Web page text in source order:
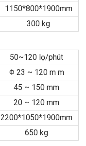
1150*800*1900mm
300 kg
50~120 lọ/phút
Φ 23 ~ 120 m m
45 ~ 150 mm
20 ~ 120 mm
2200*1050*1900mm
650 kg